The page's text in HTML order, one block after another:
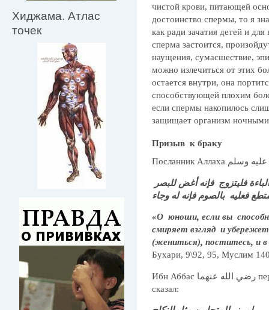
Хиджама. Атлас
точек
чистой крови, питающей
достоинство спермы, то я
как ради зачатия детей и
сперма застоится,
наущения, сумасшествие,
можно излечиться от этих
остается внутри, она
способствующей плохим
если спермы накопилось
защищает организм
Призыв к браку
فليتزوج فإنه أغض للبصر
«О юноши, если вы
смиряет взгляд и
(жениться), поститесь, и
Бухари, 9\92, 95, Муслим
Ибн Аббас رضي الله عنهما передал, что пророк صلى الله عليه وسلم
сказал: